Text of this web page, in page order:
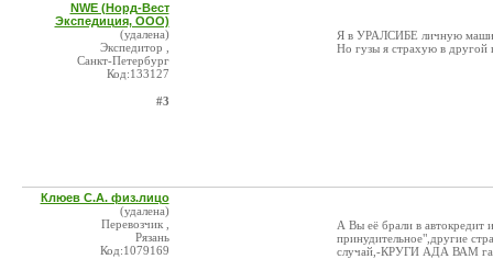
NWE (Норд-Вест
Экспедиция, ООО)
(удалена)
Экспедитор ,
Санкт-Петербург
Код:133127
#3
Я в УРАЛСИБЕ личную
Но гузы я страхую в другой
Клюев С.А. физ.лицо
(удалена)
Перевозчик ,
Рязань
Код:1079169
А Вы её брали в автокредит
принудительное",другие
случай,-КРУГИ АДА ВАМ